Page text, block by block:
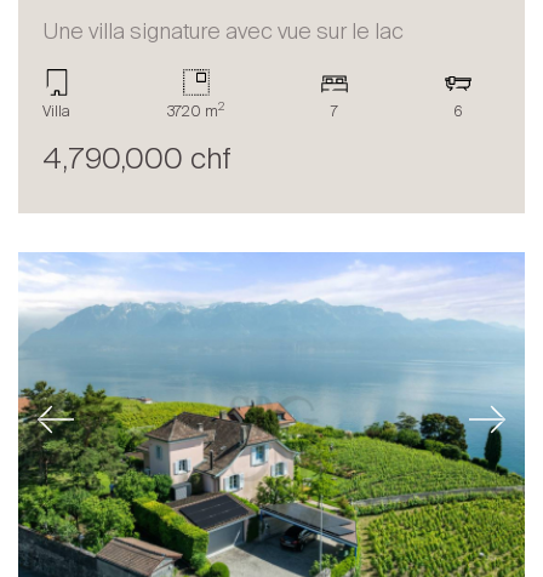
Une villa signature avec vue sur le lac
Villa 3720 m2 7 6
4,790,000 chf
Previous Next